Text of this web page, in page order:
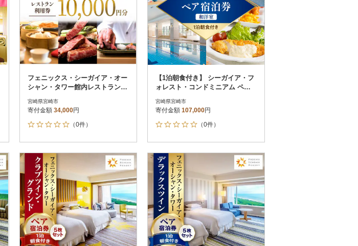
フェニックス・シーガイア・オー
シャン・タワー館内レストラン利
宮崎県宮崎市
寄付金額 34,000円
（0件）
【1泊朝食付き】 シーガイア・フ
ォレスト・コンドミニアム ペア
宮崎県宮崎市
寄付金額 107,000円
（0件）